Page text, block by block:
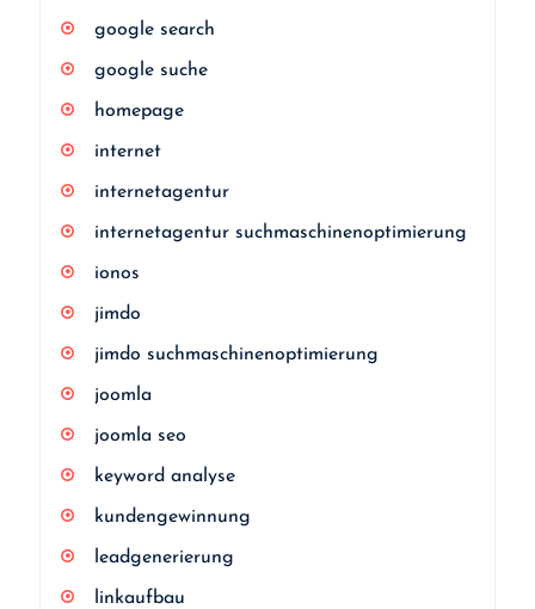
google search
google suche
homepage
internet
internetagentur
internetagentur suchmaschinenoptimierung
ionos
jimdo
jimdo suchmaschinenoptimierung
joomla
joomla seo
keyword analyse
kundengewinnung
leadgenerierung
linkaufbau